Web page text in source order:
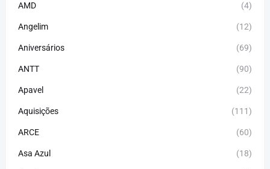
AMD (4)
Angelim (12)
Aniversários (69)
ANTT (90)
Apavel (22)
Aquisições (111)
ARCE (60)
Asa Azul (18)